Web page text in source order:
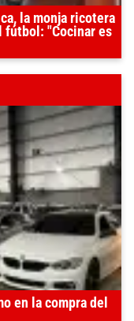
la monja ricotera
fútbol: "Cocinar es
en la compra del